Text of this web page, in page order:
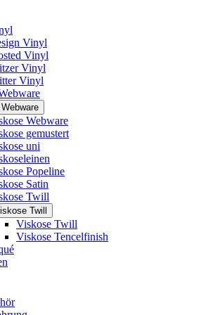
Vinyl
Vinyl
Vinyl
Vinyl
Webware
gemustert
uni
Popeline
Satin
Twill
Twill
Viskose Twill
Viskose Tencelfinish